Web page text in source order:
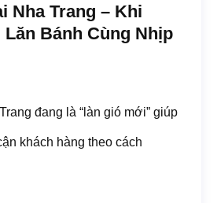
Nha Trang – Khi
Bánh Cùng Nhịp
đang là “làn gió mới” giúp
khách hàng theo cách